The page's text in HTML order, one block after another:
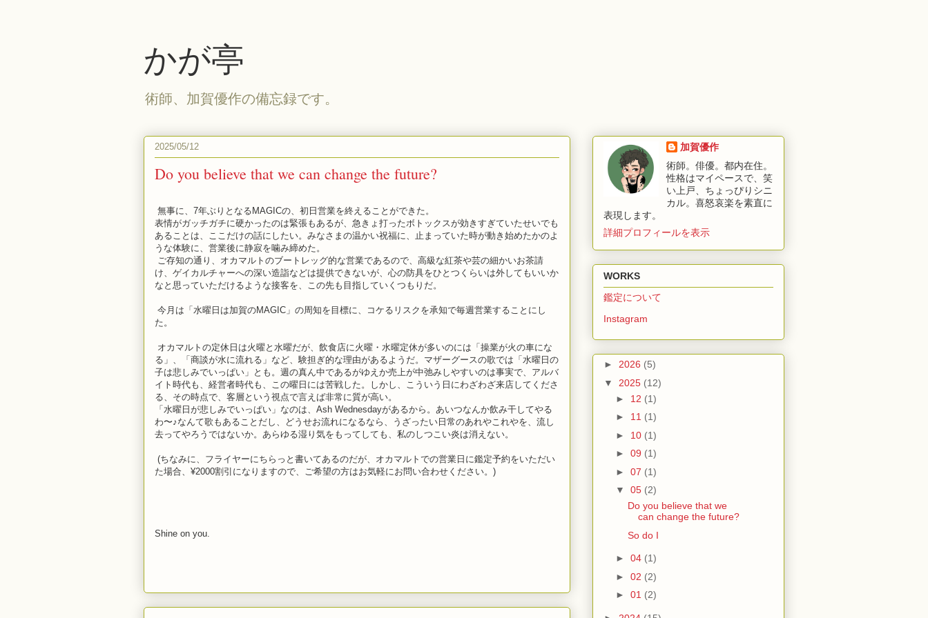
かが亭
術師、加賀優作の備忘録です。
2025/05/12
Do you believe that we can change the future?
無事に、7年ぶりとなるMAGICの、初日営業を終えることができた。
表情がガッチガチに硬かったのは緊張もあるが、急きょ打ったボトックスが効きすぎていたせいでも
あることは、ここだけの話にしたい。みなさまの温かい祝福に、止まっていた時が動き始めたかのよ
うな体験に、営業後に静寂を噛み締めた。
ご存知の通り、オカマルトのブートレッグ的な営業であるので、高級な紅茶や芸の細かいお茶請
け、ゲイカルチャーへの深い造詣などは提供できないが、心の防具をひとつくらいは外してもいいか
なと思っていただけるような接客を、この先も目指していくつもりだ。
今月は「水曜日は加賀のMAGIC」の周知を目標に、コケるリスクを承知で毎週営業することにし
た。
オカマルトの定休日は火曜と水曜だが、飲食店に火曜・水曜定休が多いのには「操業が火の車にな
る」、「商談が水に流れる」など、験担ぎ的な理由があるようだ。マザーグースの歌では「水曜日の
子は悲しみでいっぱい」とも。週の真ん中であるがゆえか売上が中弛みしやすいのは事実で、アルバ
イト時代も、経営者時代も、この曜日には苦戦した。しかし、こういう日にわざわざ来店してくださ
る、その時点で、客層という視点で言えば非常に質が高い。
「水曜日が悲しみでいっぱい」なのは、Ash Wednesdayがあるから。あいつなんか飲み干してやる
わ〜♪なんて歌もあることだし、どうせお流れになるなら、うざったい日常のあれやこれやを、流し
去ってやろうではないか。あらゆる湿り気をもってしても、私のしつこい炎は消えない。
(ちなみに、フライヤーにちらっと書いてあるのだが、オカマルトでの営業日に鑑定予約をいただい
た場合、¥2000割引になりますので、ご希望の方はお気軽にお問い合わせください。)
Shine on you.
加賀優作
術師。俳優。都内在住。
性格はマイペースで、笑
い上戸、ちょっぴりシニ
カル。喜怒哀楽を素直に
表現します。
詳細プロフィールを表示
WORKS
鑑定について
Instagram
► 2026 (5)
▼ 2025 (12)
► 12 (1)
► 11 (1)
► 10 (1)
► 09 (1)
► 07 (1)
▼ 05 (2)
Do you believe that we
can change the future?
So do I
► 04 (1)
► 02 (2)
► 01 (2)